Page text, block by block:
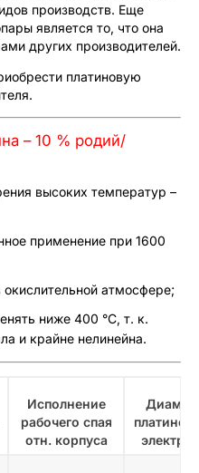
производств. Еще
является то, что она
других производителей.
платиновую
– 10 % родий/
высоких температур –
применение при 1600
атмосфере;
ниже 400 °С, т. к.
и крайне нелинейна.
Исполнение
рабочего спая
отн. корпуса